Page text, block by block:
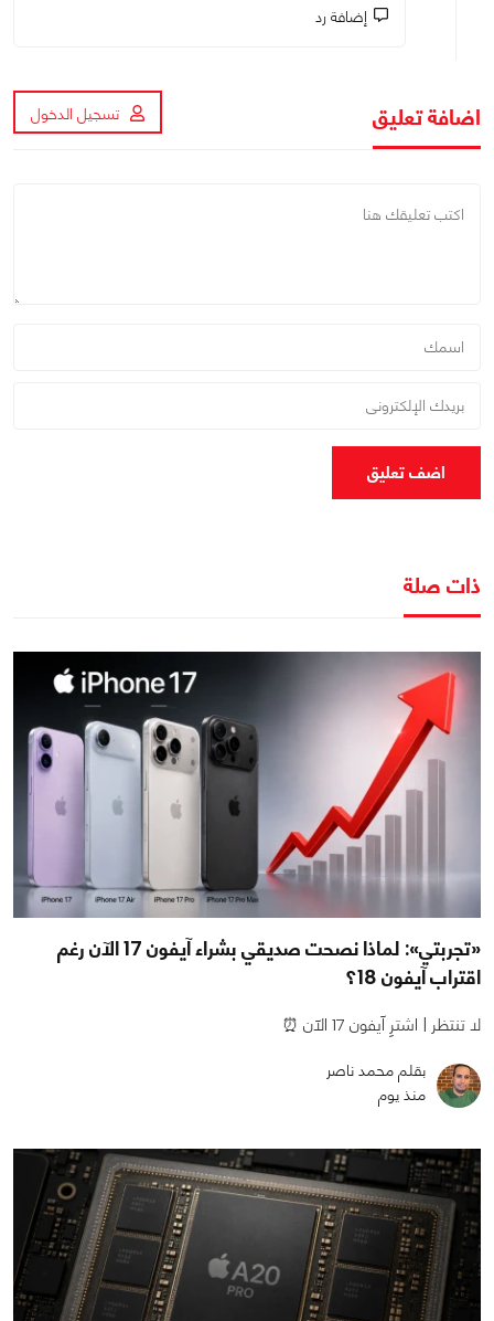
إضافة رد
اضافة تعليق تسجيل الدخول
اضف تعليق
ذات صلة
«تجربتي»: لماذا نصحت صديقي بشراء آيفون 17 الآن رغم
اقتراب آيفون 18؟
لا تنتظر | اشترِ آيفون 17 الآن ⏰
بقلم محمد ناصر
منذ يوم